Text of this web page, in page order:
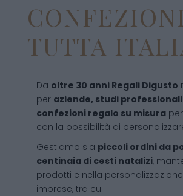
TUTTA
Da oltre 30 anni Regali Digusto
per aziende, studi
confezioni regalo su misura
con la possibilità di
Gestiamo sia piccoli ordini da
centinaia di cesti natalizi,
prodotti e nella
imprese, tra cui: